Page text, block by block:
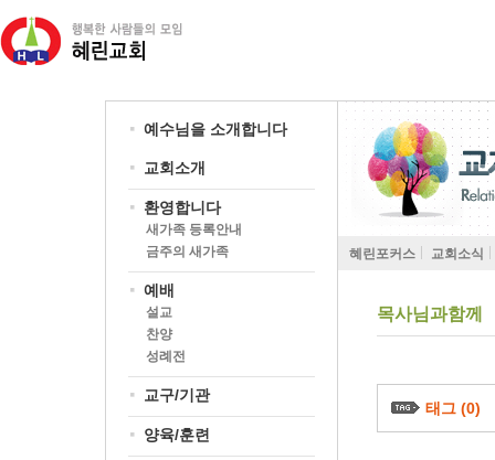
예수님을 소개합니다
교회소개
환영합니다
새가족 등록안내
금주의 새가족
예배
설교
찬양
성례전
교구/기관
양육/훈련
혜린포커스 교회소식
목사님과함께
태그 (0)